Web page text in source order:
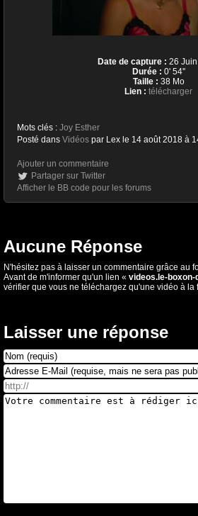
Date de capture : 26
Durée : 0' 54''
Taille : 38 Mo
Lien : télécharger
Mots clés : Joy Esther
Posté dans Vidéos par Lex le 14 août 2018 à
Ajouter un commentaire
Partager sur Twitter
Afficher le BB code pour les forums
Aucune Réponse
N'hésitez pas à laisser un commentaire grâce au
Avant de m'informer qu'un lien « videos.le-boxon-
vérifier que vous ne téléchargez qu'une vidéo à la
Laisser une réponse